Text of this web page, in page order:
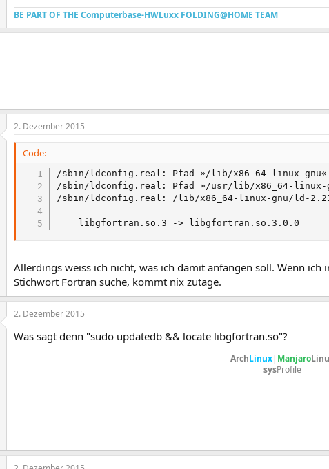
BE PART OF THE Computerbase-HWLuxx FOLDING@HOME TEAM
2. Dezember 2015
Code:
/sbin/ldconfig.real: Pfad »/lib/x86_64-linux-gnu«
/sbin/ldconfig.real: Pfad »/usr/lib/x86_64-linux-
/sbin/ldconfig.real: /lib/x86_64-linux-gnu/ld-
	libgfortran.so.3 -> libgfortran.so.3.0.0
Allerdings weiss ich nicht, was ich damit anfangen soll. Wenn
Stichwort Fortran suche, kommt nix zutage.
2. Dezember 2015
Was sagt denn "sudo updatedb && locate libgfortran.so"?
ArchLinux| Manjaro
sysProfile